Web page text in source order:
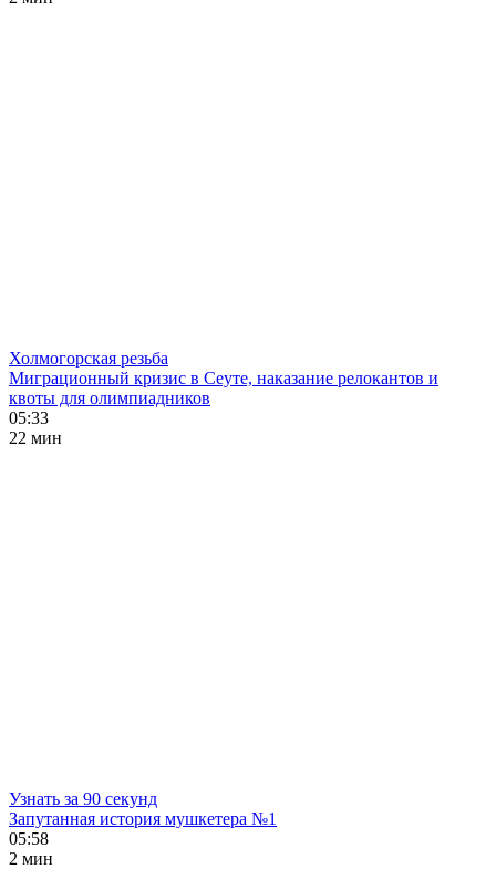
Холмогорская резьба
Миграционный кризис в Сеуте, наказание релокантов и
квоты для олимпиадников
05:33
22 мин
Узнать за 90 секунд
Запутанная история мушкетера №1
05:58
2 мин